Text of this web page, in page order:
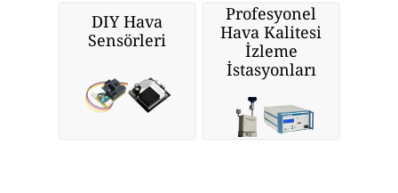
DIY Hava
Sensörleri
Profesyonel
Hava Kalitesi
İzleme
İstasyonları